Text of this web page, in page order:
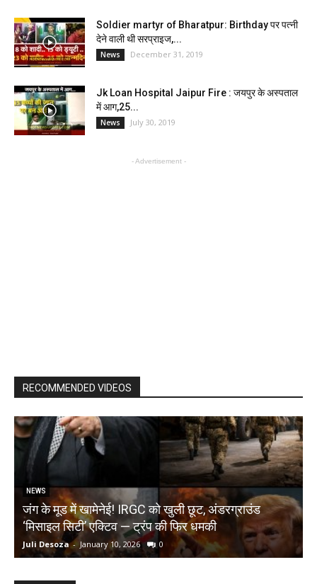
Soldier martyr of Bharatpur: Birthday पर पत्नी
देने वाली थी सरप्राइज,...
News December 31, 2019
Jk Loan Hospital Jaipur Fire : जयपुर के अस्पताल
में आग,25...
News July 30, 2019
- Advertisement -
RECOMMENDED VIDEOS
NEWS
जंग के मूड में खामेनेई! IRGC को खुली छूट, अंडरग्राउंड
‘मिसाइल सिटी’ एक्टिव — ट्रंप की फिर धमकी
Juli Desoza - January 10, 2026 0